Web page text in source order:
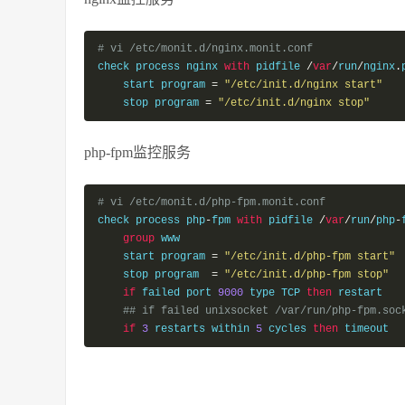
# vi /etc/monit.d/nginx.monit.conf
check process nginx with pidfile /var/run/nginx .
    start program
= "/etc/init.d/nginx start"
    stop program
= "/etc/init.d/nginx stop"
php-fpm监控服务
# vi /etc/monit.d/php-fpm.monit.conf
check process php-fpm with pidfile /var/run/php-
group www
    start program
= "/etc/init.d/php-fpm start"
    stop program
= "/etc/init.d/php-fpm stop"
if failed port 9000 type TCP then restart
## if failed unixsocket /var/run/php-
if 3 restarts within 5 cycles then timeout